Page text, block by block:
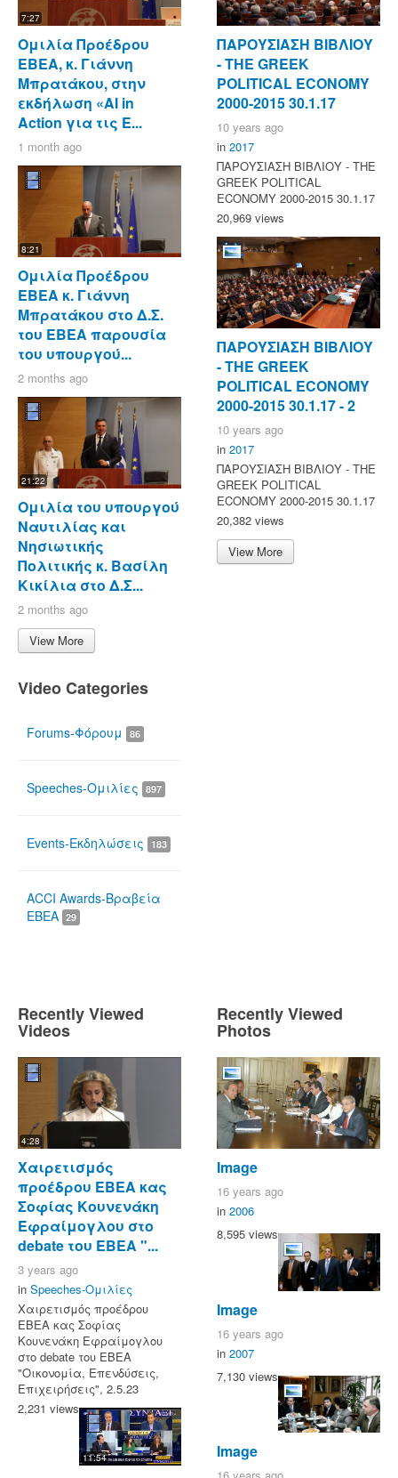
7:27
Ομιλία Προέδρου
ΕΒΕΑ, κ. Γιάννη
Μπρατάκου, στην
εκδήλωση «AI in
Action για τις Ε...
1 month ago
8:21
Ομιλία Προέδρου
ΕΒΕΑ κ. Γιάννη
Μπρατάκου στο Δ.Σ.
του ΕΒΕΑ παρουσία
του υπουργού...
2 months ago
21:22
Ομιλία του υπουργού
Ναυτιλίας και
Νησιωτικής
Πολιτικής κ. Βασίλη
Κικίλια στο Δ.Σ...
2 months ago
View More
Video Categories
Forums-Φόρουμ 86
Speeches-Ομιλίες 897
Events-Εκδηλώσεις 183
ACCI Awards-Βραβεία
ΕΒΕΑ 29
ΠΑΡΟΥΣΙΑΣΗ ΒΙΒΛΙΟΥ
- ΤΗΕ GREEK
POLITICAL ECONOMY
2000-2015 30.1.17
10 years ago
in 2017
ΠΑΡΟΥΣΙΑΣΗ ΒΙΒΛΙΟΥ - ΤΗΕ
GREEK POLITICAL
ECONOMY 2000-2015 30.1.17
20,969 views
ΠΑΡΟΥΣΙΑΣΗ ΒΙΒΛΙΟΥ
- ΤΗΕ GREEK
POLITICAL ECONOMY
2000-2015 30.1.17 - 2
10 years ago
in 2017
ΠΑΡΟΥΣΙΑΣΗ ΒΙΒΛΙΟΥ - ΤΗΕ
GREEK POLITICAL
ECONOMY 2000-2015 30.1.17
20,382 views
View More
Recently Viewed
Videos
4:28
Χαιρετισμός
προέδρου ΕΒΕΑ κας
Σοφίας Κουνενάκη
Εφραίμογλου στο
debate του ΕΒΕΑ "...
3 years ago
in Speeches-Ομιλίες
Χαιρετισμός προέδρου
ΕΒΕΑ κας Σοφίας
Κουνενάκη Εφραίμογλου
στο debate του ΕΒΕΑ
"Οικονομία, Επενδύσεις,
Επιχειρήσεις", 2.5.23
2,231 views
11:54
Recently Viewed
Photos
Image
16 years ago
in 2006
8,595 views
Image
16 years ago
in 2007
7,130 views
Image